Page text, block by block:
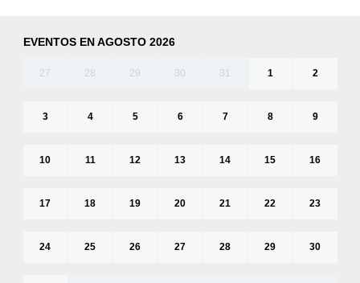
EVENTOS EN AGOSTO 2026
27 28 29 30 31 1 2
3 4 5 6 7 8 9
10 11 12 13 14 15 16
17 18 19 20 21 22 23
24 25 26 27 28 29 30